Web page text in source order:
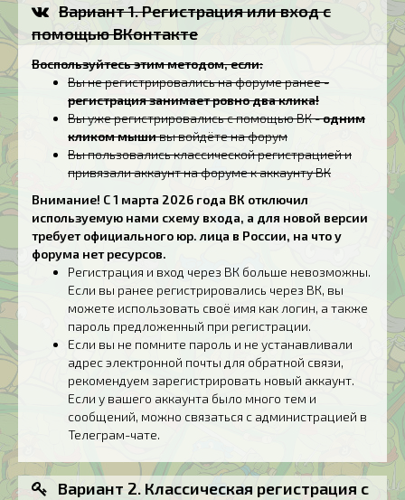
Вариант 1. Регистрация или вход с
помощью ВКонтакте
Воспользуйтесь этим методом, если:
Вы не регистрировались на форуме ранее -
регистрация занимает ровно два клика!
Вы уже регистрировались с помощью ВК -одним
кликом мышивы войдёте на форум
Вы пользовались классической регистрацией и
привязали аккаунт на форуме к аккаунту ВК
Внимание! С 1 марта 2026 года ВК отключил
используемую нами схему входа, а для новой версии
требует официального юр. лица в России, на что у
форума нет ресурсов.
Регистрация и вход через ВК больше невозможны.
Если вы ранее регистрировались через ВК, вы
можете использовать своё имя как логин, а также
пароль предложенный при регистрации.
Если вы не помните пароль и не устанавливали
адрес электронной почты для обратной связи,
рекомендуем зарегистрировать новый аккаунт.
Если у вашего аккаунта было много тем и
сообщений, можно связаться с администрацией в
Телеграм-чате.
Вариант 2. Классическая регистрация с